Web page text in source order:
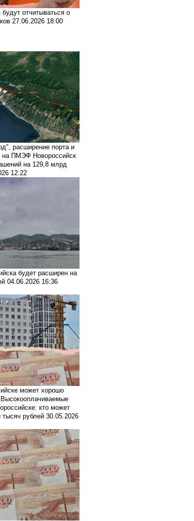
отчитываться о
27.06.2026 18:00
расширение порта и
на ПМЭФ Новороссийск
на 129,8 млрд
12:22
будет расширен на
04.06.2026 16:36
может хорошо
Высокооплачиваемые
кто может
тысяч рублей 30.05.2026